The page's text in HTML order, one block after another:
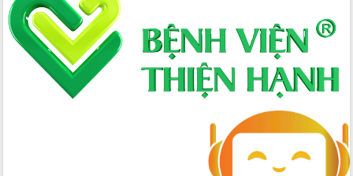
Thủ tướng Chính phủ Phạm Minh Chính
kiểm tra, chỉ đạo hoàn thành các dự
án cao tốc và thăm khu tái định cư tại
Đắk Lắk
Sôi nổi Hội đua ngựa truyền thống Gò
Thì Thùng mừng Xuân Bính Ngọ 2026